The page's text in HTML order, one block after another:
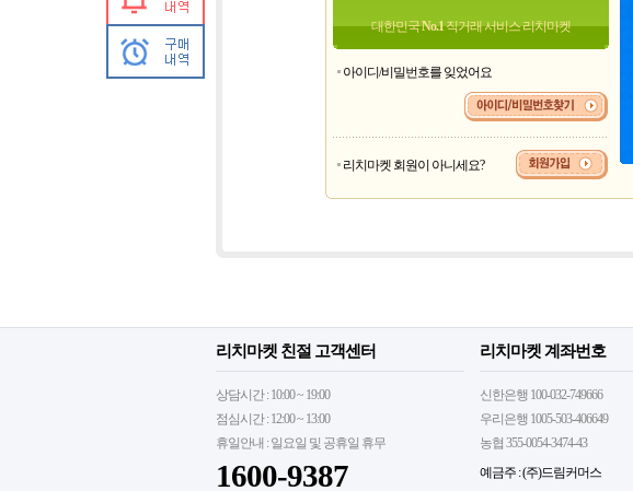
대한민국No.1직거래 서비스 리치마켓
아이디/비밀번호를 잊었어요
리치마켓 회원이 아니세요?
리치마켓 친절 고객센터
상담시간 : 10:00 ~ 19:00
점심시간 : 12:00 ~ 13:00
휴일안내 : 일요일 및 공휴일 휴무
1600-9387
리치마켓 계좌번호
신한은행 100-032-749666
우리은행 1005-503-406649
농협 355-0054-3474-43
예금주 : (주)드림커머스